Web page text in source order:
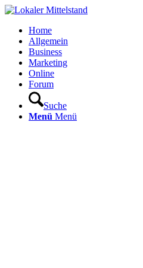
Home
Allgemein
Business
Marketing
Online
Forum
Suche
Menü Menü